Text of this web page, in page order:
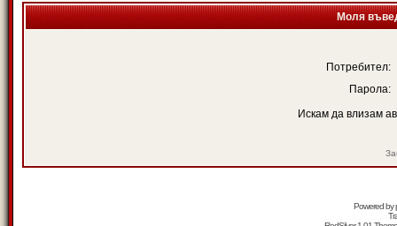
Моля
Потребител:
Парола:
Искам да влизам
Powered by